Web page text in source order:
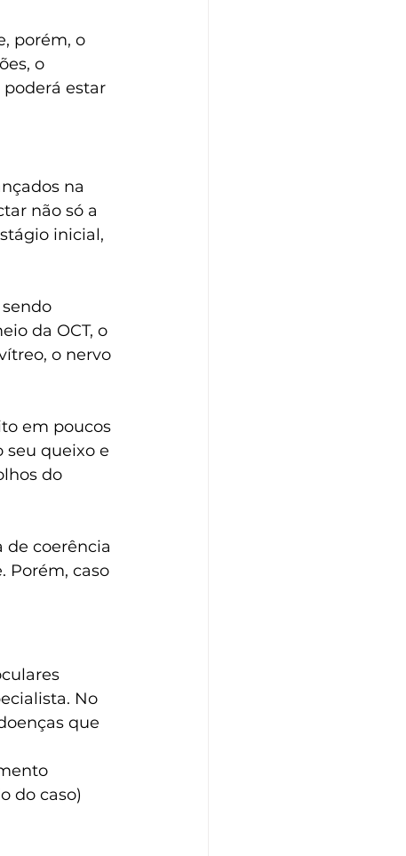
porém, o
o
estar
na
não só a
inicial,
da OCT, o
o nervo
em poucos
seu queixo e
do
coerência
Porém, caso
No
que
do caso)